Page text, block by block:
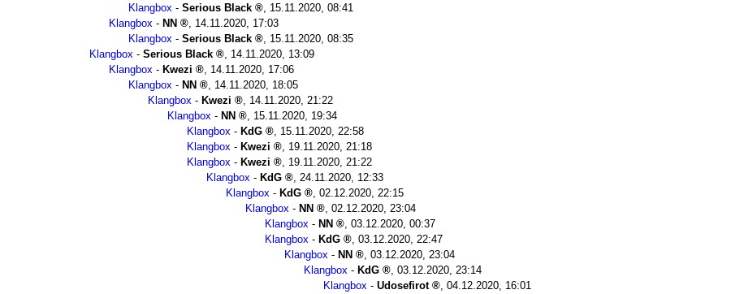
Klangbox - Serious Black , 15.11.2020, 08:41
Klangbox - NN , 14.11.2020, 17:03
Klangbox - Serious Black , 15.11.2020, 08:35
Klangbox - Serious Black , 14.11.2020, 13:09
Klangbox - Kwezi , 14.11.2020, 17:06
Klangbox - NN , 14.11.2020, 18:05
Klangbox - Kwezi , 14.11.2020, 21:22
Klangbox - NN , 15.11.2020, 19:34
Klangbox - KdG , 15.11.2020, 22:58
Klangbox - Kwezi , 19.11.2020, 21:18
Klangbox - Kwezi , 19.11.2020, 21:22
Klangbox - KdG , 24.11.2020, 12:33
Klangbox - KdG , 02.12.2020, 22:15
Klangbox - NN , 02.12.2020, 23:04
Klangbox - NN , 03.12.2020, 00:37
Klangbox - KdG , 03.12.2020, 22:47
Klangbox - NN , 03.12.2020, 23:04
Klangbox - KdG , 03.12.2020, 23:14
Klangbox - Udosefirot , 04.12.2020, 16:01